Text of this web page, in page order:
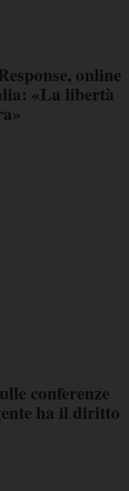
online
«La libertà
conferenze
ha il diritto